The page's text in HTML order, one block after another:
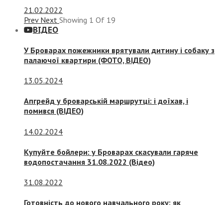
21.02.2022
Prev Next Showing 1 Of 19
ВІДЕО
У Броварах пожежники врятували дитину і собаку з
палаючої квартири (ФОТО, ВІДЕО)
13.05.2024
Апгрейд у броварській маршрутці: і доїхав, і
помився (ВІДЕО)
14.02.2024
Купуйте бойлери: у Броварах скасували гаряче
водопостачання 31.08.2022 (Відео)
31.08.2022
Готовність до нового навчального року: як